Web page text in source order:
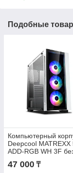
Подобные
Компьютерный
Deepcool MATREXX
ADD-RGB WH 3F
47 000 ₸